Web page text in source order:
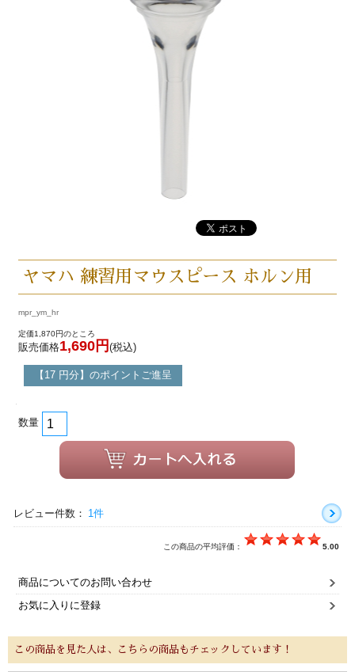
ヤマハ 練習用マウスピース ホルン用
mpr_ym_hr
定価1,870円のところ
販売価格1,690円 (税込)
【17 円分】のポイントご進呈
数量
レビュー件数： 1件
この商品の平均評価： 5.00
商品についてのお問い合わせ
お気に入りに登録
この商品を見た人は、こちらの商品もチェックしています！